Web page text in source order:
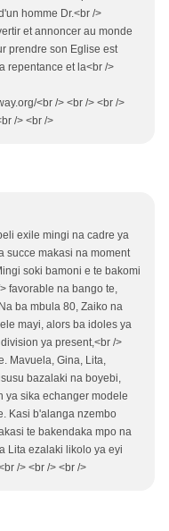
homme Dr.<br />
et annoncer au monde
prendre son Eglise est
repentance et la<br />
<br /> <br /> <br />
/> <br />
exile mingi na cadre ya
succe makasi na moment
soki bamoni e te bakomi
favorable na bango te,
ba mbula 80, Zaiko na
mayi, alors ba idoles ya
ya present,<br />
Mavuela, Gina, Lita,
bazalaki na boyebi,
ya sika echanger modele
Kasi b'alanga nzembo
te bakendaka mpo na
Lita ezalaki likolo ya eyi
/> <br /> <br />